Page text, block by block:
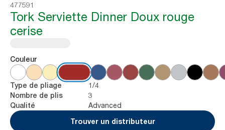
477591
Tork Serviette Dinner Doux rouge
cerise
Couleur
Type de pliage 1/4
Nombre de plis 3
Qualité
Advanced
Trouver un distributeur